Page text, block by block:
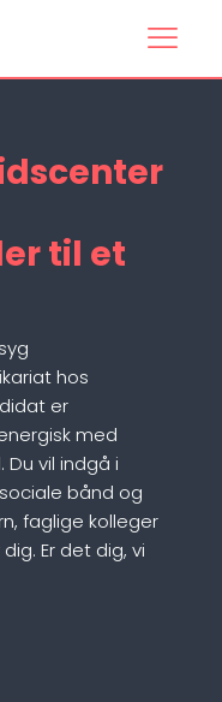
til et
hos
er
med
vil indgå i
bånd og
faglige kolleger
Er det dig, vi